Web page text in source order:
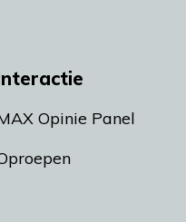
Opinie Panel